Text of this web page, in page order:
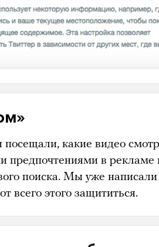
посещали, какие видео
предпочтениями в рекламе
поиска. Мы уже написали
всего этого защититься.